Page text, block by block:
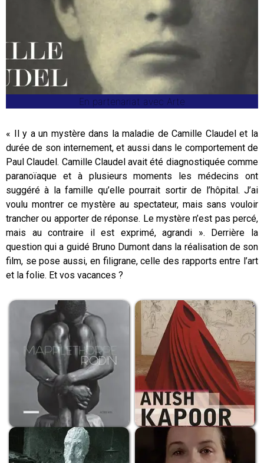
En partenariat avec Arte
« Il y a un mystère dans la maladie de Camille Claudel et la
durée de son internement, et aussi dans le comportement de
Paul Claudel. Camille Claudel avait été diagnostiquée comme
paranoïaque et à plusieurs moments les médecins ont
suggéré à la famille qu’elle pourrait sortir de l’hôpital. J’ai
voulu montrer ce mystère au spectateur, mais sans vouloir
trancher ou apporter de réponse. Le mystère n’est pas percé,
mais au contraire il est exprimé, agrandi ». Derrière la
question qui a guidé Bruno Dumont dans la réalisation de son
film, se pose aussi, en filigrane, celle des rapports entre l’art
et la folie. Et vos vacances ?